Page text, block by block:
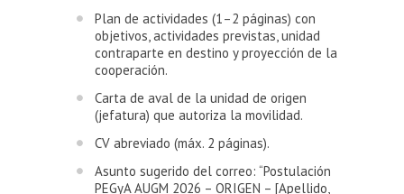
Plan de actividades (1–2 páginas) con
objetivos, actividades previstas, unidad
contraparte en destino y proyección de la
cooperación.
Carta de aval de la unidad de origen
(jefatura) que autoriza la movilidad.
CV abreviado (máx. 2 páginas).
Asunto sugerido del correo: “Postulación
PEGyA AUGM 2026 – ORIGEN – [Apellido,